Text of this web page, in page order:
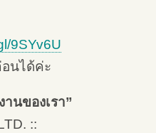
9SYv6U
นได้ค่ะ
นของเรา”
::